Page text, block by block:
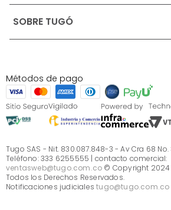
Ofertas vigentes
Términos, condiciones y
S.A.S
Términos, condiciones y restricciones
Instructivo cuidado de muebles
Sé parte de Tugó
¿Quiénes somos?
Servicio al cliente
SOBRE TUGÓ
¿Quieres vender en Tugó?
Métodos de pago
Tugo SAS - Nit. 830.087.848-3 - Av Cra 68
Teléfono: 333 6255555 | contacto comercial:
ventasweb@tugo.com.co © Copyright 2024
Todos los Derechos Reservados.
Notificaciones judicialestugo@tugo.com.co